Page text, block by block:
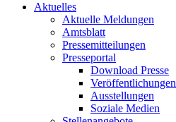
Aktuelles
Aktuelle Meldungen
Amtsblatt
Pressemitteilungen
Presseportal
Download Presse
Veröffentlichungen
Ausstellungen
Soziale Medien